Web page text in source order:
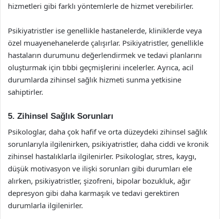
hizmetleri gibi farklı yöntemlerle de hizmet verebilirler.
Psikiyatristler ise genellikle hastanelerde, kliniklerde veya
özel muayenehanelerde çalışırlar. Psikiyatristler, genellikle
hastaların durumunu değerlendirmek ve tedavi planlarını
oluşturmak için tıbbi geçmişlerini incelerler. Ayrıca, acil
durumlarda zihinsel sağlık hizmeti sunma yetkisine
sahiptirler.
5. Zihinsel Sağlık Sorunları
Psikologlar, daha çok hafif ve orta düzeydeki zihinsel sağlık
sorunlarıyla ilgilenirken, psikiyatristler, daha ciddi ve kronik
zihinsel hastalıklarla ilgilenirler. Psikologlar, stres, kaygı,
düşük motivasyon ve ilişki sorunları gibi durumları ele
alırken, psikiyatristler, şizofreni, bipolar bozukluk, ağır
depresyon gibi daha karmaşık ve tedavi gerektiren
durumlarla ilgilenirler.